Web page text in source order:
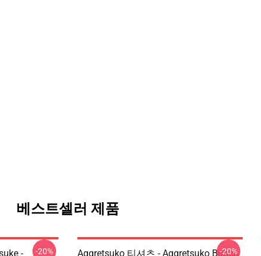
베스트셀러 제품
-
-20%
Aggretsuko 티셔츠 - Aggretsuko Bunch
-20%